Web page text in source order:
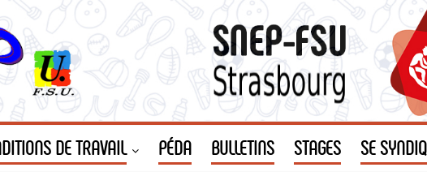
DE TRAVAIL PÉDA BULLETINS STAGES SE